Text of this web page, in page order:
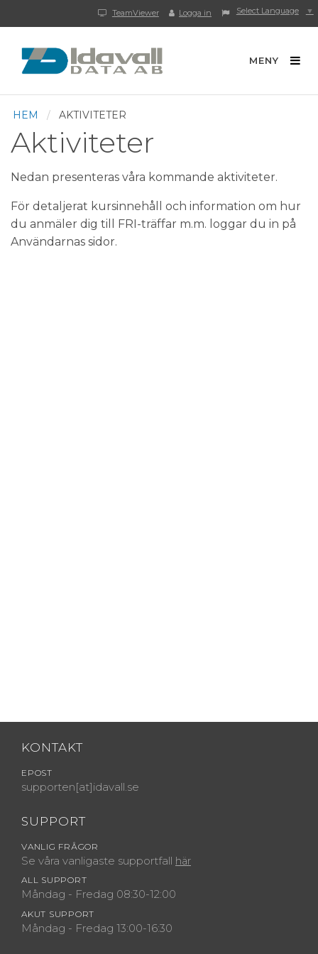
Select Language ▼
Logga in
TeamViewer
MENY
HEM AKTIVITETER
Aktiviteter
Nedan presenteras våra kommande aktiviteter.
För detaljerat kursinnehåll och information om hur
du anmäler dig till FRI-träffar m.m. loggar du in på
Användarnas sidor.
KONTAKT
EPOST
supporten[at]idavall.se
SUPPORT
VANLIG FRÅGOR
Se våra vanligaste supportfall här
ALL SUPPORT
Måndag - Fredag 08:30-12:00
AKUT SUPPORT
Måndag - Fredag 13:00-16:30